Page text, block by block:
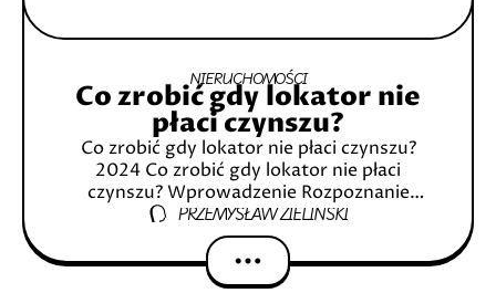
NIERUCHOMOŚCI
Co zrobić gdy lokator nie
płaci czynszu?
Co zrobić gdy lokator nie płaci czynszu?
2024 Co zrobić gdy lokator nie płaci
czynszu? Wprowadzenie Rozpoznanie
problemu 2.1 Definicja problemu 2.2
Potencjalne przyczyny Pierwsze kroki 3.1
Komunikacja z lokatorem
PRZEMYSŁAW ZIELIŃSKI